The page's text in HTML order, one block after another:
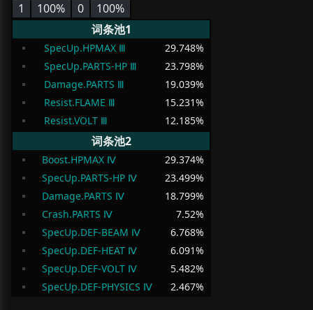
1
100% 0
100%
词条池1
SpecUp.HPMAX Ⅲ 29.748%
SpecUp.PARTS-HP Ⅲ
23.798%
Damage.PARTS Ⅲ
19.039%
Resist.FLAME Ⅲ
15.231%
Resist.VOLT Ⅲ
12.185%
词条池2
Boost.HPMAX Ⅳ 29.374%
SpecUp.PARTS-HP Ⅳ
23.499%
Damage.PARTS Ⅳ
18.799%
Crash.PARTS Ⅳ
7.52%
SpecUp.DEF-BEAM Ⅳ
6.768%
SpecUp.DEF-HEAT Ⅳ
6.091%
SpecUp.DEF-VOLT Ⅳ
5.482%
SpecUp.DEF-PHYSICS Ⅳ
2.467%